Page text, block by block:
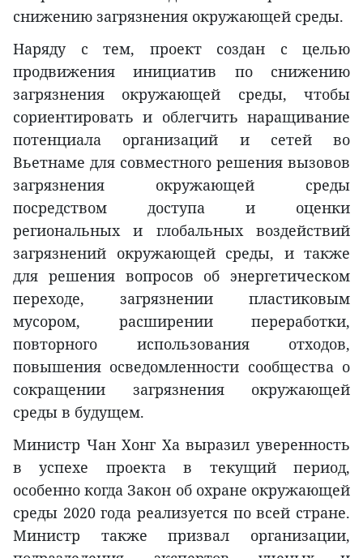
снижению загрязнения окружающей среды.
Наряду с тем, проект создан с целью
продвижения инициатив по снижению
загрязнения окружающей среды, чтобы
сориентировать и облегчить наращивание
потенциала организаций и сетей во
Вьетнаме для совместного решения вызовов
загрязнения окружающей среды
посредством доступа и оценки
региональных и глобальных воздействий
загрязнений окружающей среды, и также
для решения вопросов об энергетическом
переходе, загрязнении пластиковым
мусором, расширении переработки,
повторного использования отходов,
повышения осведомленности сообщества о
сокращении загрязнения окружающей
среды в будущем.
Министр Чан Хонг Ха выразил уверенность
в успехе проекта в текущий период,
особенно когда Закон об охране окружающей
среды 2020 года реализуется по всей стране.
Министр также призвал организации,